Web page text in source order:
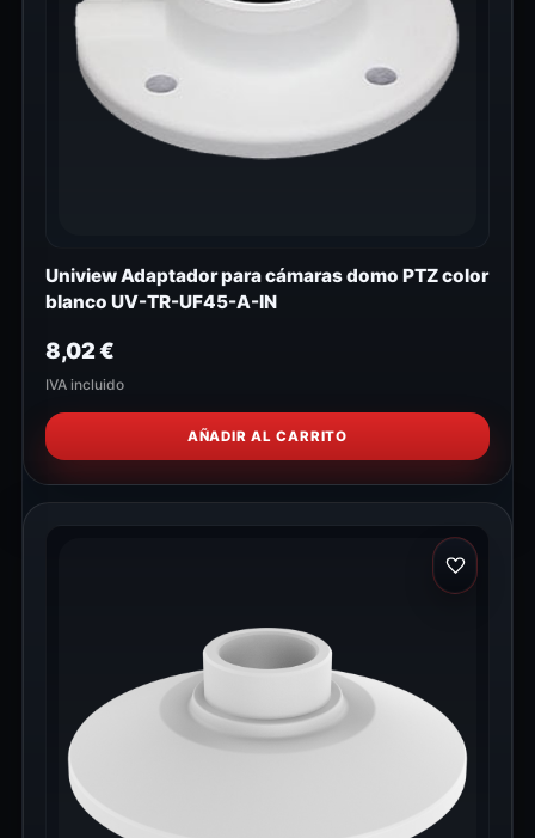
Uniview Adaptador para cámaras domo PTZ color
blanco UV-TR-UF45-A-IN
8,02€
IVA incluido
AÑADIR AL CARRITO